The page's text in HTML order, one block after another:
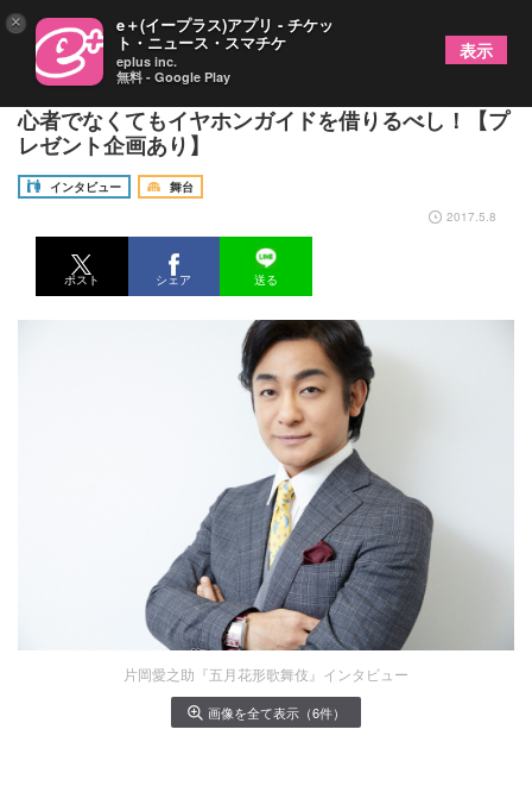
片岡愛之助が語る『明治座 五月花形歌舞伎』 初
心者でなくてもイヤホンガイドを借りるべし！【プ
レゼント企画あり】
インタビュー
舞台
2017.5.8
ポスト シェア 送る
片岡愛之助『五月花形歌舞伎』インタビュー
画像を全て表示（6件）
× e＋(イープラス)アプリ - チケッ
ト・ニュース・スマチケ
eplus inc.
無料 - Google Play
表示